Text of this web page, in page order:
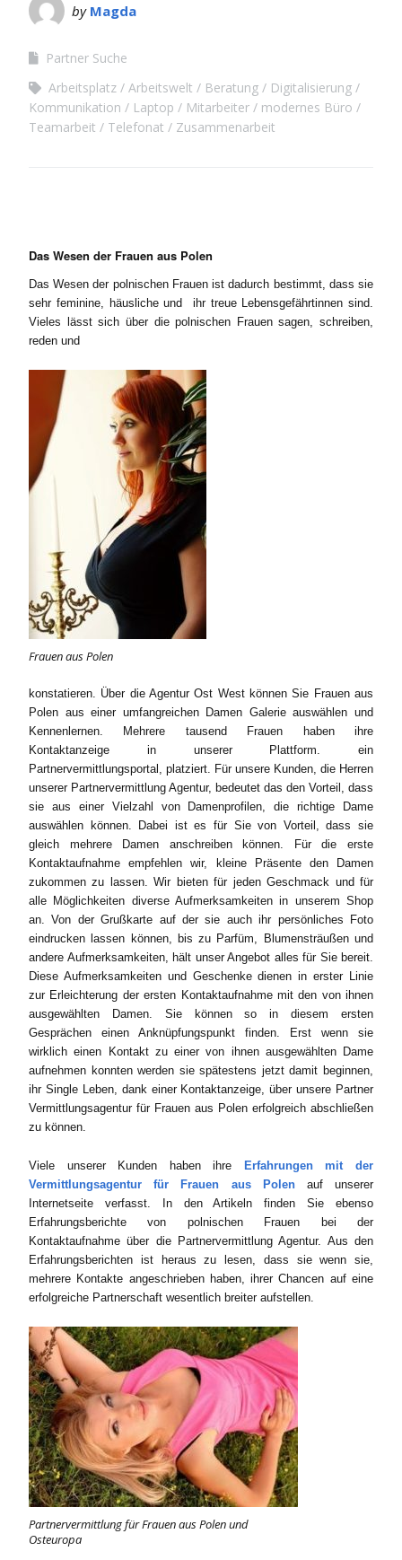
by Magda
Partner Suche
Arbeitsplatz
Arbeitswelt Beratung
Digitalisierung
Kommunikation
Laptop Mitarbeiter
modernes Büro
Teamarbeit
Telefonat Zusammenarbeit
Das Wesen der Frauen aus Polen
Das Wesen der polnischen Frauen ist dadurch bestimmt, dass sie
sehr feminine, häusliche und ihr treue Lebensgefährtinnen sind.
Vieles lässt sich über die polnischen Frauen sagen, schreiben,
reden und
Frauen aus Polen
konstatieren. Über die Agentur Ost West können Sie Frauen aus
Polen aus einer umfangreichen Damen Galerie auswählen und
Kennenlernen. Mehrere tausend Frauen haben ihre
Kontaktanzeige in unserer Plattform. ein
Partnervermittlungsportal, platziert. Für unsere Kunden, die Herren
unserer Partnervermittlung Agentur, bedeutet das den Vorteil, dass
sie aus einer Vielzahl von Damenprofilen, die richtige Dame
auswählen können. Dabei ist es für Sie von Vorteil, dass sie
gleich mehrere Damen anschreiben können. Für die erste
Kontaktaufnahme empfehlen wir, kleine Präsente den Damen
zukommen zu lassen. Wir bieten für jeden Geschmack und für
alle Möglichkeiten diverse Aufmerksamkeiten in unserem Shop
an. Von der Grußkarte auf der sie auch ihr persönliches Foto
eindrucken lassen können, bis zu Parfüm, Blumensträußen und
andere Aufmerksamkeiten, hält unser Angebot alles für Sie bereit.
Diese Aufmerksamkeiten und Geschenke dienen in erster Linie
zur Erleichterung der ersten Kontaktaufnahme mit den von ihnen
ausgewählten Damen. Sie können so in diesem ersten
Gesprächen einen Anknüpfungspunkt finden. Erst wenn sie
wirklich einen Kontakt zu einer von ihnen ausgewählten Dame
aufnehmen konnten werden sie spätestens jetzt damit beginnen,
ihr Single Leben, dank einer Kontaktanzeige, über unsere Partner
Vermittlungsagentur für Frauen aus Polen erfolgreich abschließen
zu können.
Viele unserer Kunden haben ihre Erfahrungen mit der
Vermittlungsagentur für Frauen aus Polenauf unserer
Internetseite verfasst. In den Artikeln finden Sie ebenso
Erfahrungsberichte von polnischen Frauen bei der
Kontaktaufnahme über die Partnervermittlung Agentur. Aus den
Erfahrungsberichten ist heraus zu lesen, dass sie wenn sie,
mehrere Kontakte angeschrieben haben, ihrer Chancen auf eine
erfolgreiche Partnerschaft wesentlich breiter aufstellen.
Partnervermittlung für Frauen aus Polen und
Osteuropa